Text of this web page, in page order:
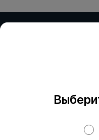
ИП Дубинина /
БИН:871015450730
Работает на
Политика